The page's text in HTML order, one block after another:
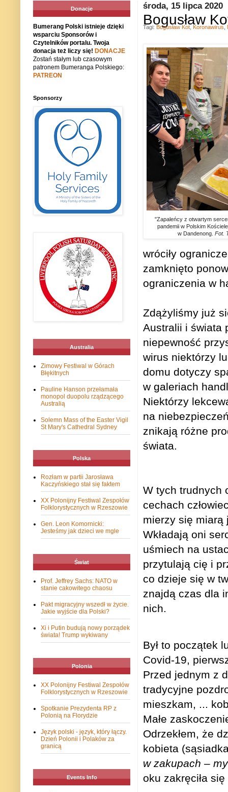
środa, 15 lipca 2020
Bogusław
"Zapaleńcy z otwartym
pandemii w Polskim
w Dandenong. Fot.
wróciły
zamknięto
ograniczenia w
Zdążyliśmy już
Australii i świata
niepewność
wirus niektórzy
domu dotyczy
w galeriach
Niektórzy
na
znikają różne
świata.
W tych trudnych
cechach
mierzy się miarą
Wkładają oni
uśmiech na
przytulają cię i
co dzieje się w
znajdą czas dla
nich.
Był to początek
Covid-19,
Przed jednym z
tradycyjne
mieszkam, ...
Małe
Odrzekłem, że
kobieta
w zakupach –
oku zakręciła się
Tagi: Bogusław Kot Koronawirus
Donacje
Bumerang Polski istnieje dzięki
wsparciu Sponsorów i
Czytelników portalu. Twoja
donacja też liczy się! DONACJE
Zostań stałym lub czasowym
patronem Bumeranga Polskiego:
PATREON
Sponsorzy
Australia
Zimowy Festiwal w Górach
Błękitnych
Pauline Hanson przełamała
monopol duopolu rządzącego
Australią
Solemn Mass of the Easter Vigil
St Mary's Cathedral Sydney
Polska
Rozłam w partii Jarosława
Kaczyńskiego stał się faktem
XX Polonijny Festiwal Zespołów
Folklorystycznych w Rzeszowie
Gen. Leon Komornicki:
Jesteśmy jak dzieci we mgle
Świat
Prof. Jeffrey Sachs: NATO w
stanie cakowitego chaosu
Pakt migracyjny wszedł w życie.
Jakie wyjście dla Polski?
Xi i Putin budują nowy porządek
świata! Trump wykiwany
Polonia
XX Polonijny Festiwal Zespołów
Folklorystycznych w Rzeszowie
Spotkanie Prezydenta RP z
Polonią na Florydzie
Język polski - język, który łączy.
Dzień Polonii i Polaków za
granicą
Events Info